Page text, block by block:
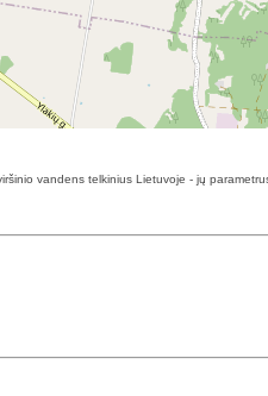
vandens telkinius Lietuvoje - jų